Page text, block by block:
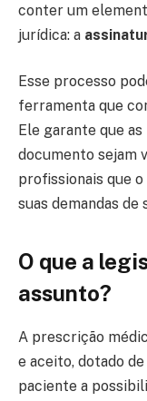
conter um
jurídica: a
Esse processo
ferramenta que
Ele garante que
documento sejam
profissionais que
suas demandas de
O que a
assunto?
A prescrição
e aceito, dotado
paciente a